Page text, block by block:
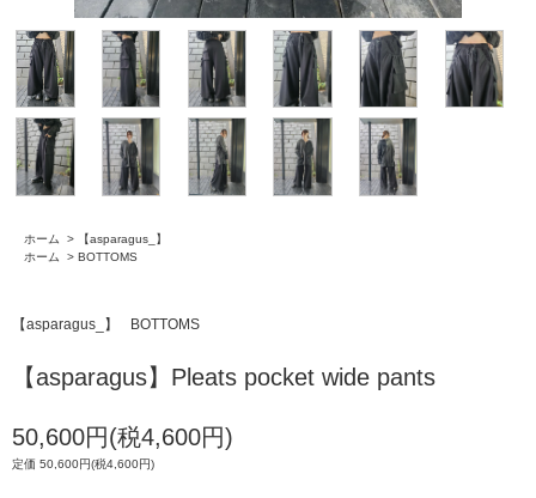
ホーム >
【asparagus_】
ホーム
> BOTTOMS
【asparagus_】 BOTTOMS
【asparagus】Pleats pocket wide pants
50,600円(税4,600円)
定価 50,600円(税4,600円)